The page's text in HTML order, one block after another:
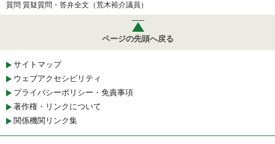
質問 質疑質問・答弁全文（荒木裕介議員）
ページの先頭へ戻る
サイトマップ
ウェブアクセシビリティ
プライバシーポリシー・免責事項
著作権・リンクについて
関係機関リンク集